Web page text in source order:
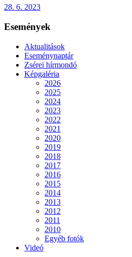
28. 6. 2023
Események
Aktualitások
Eseménynaptár
Zsérei hírmondó
Képgaléria
2026
2025
2024
2023
2022
2021
2020
2019
2018
2017
2016
2015
2014
2013
2012
2011
2010
Egyéb fotók
Videó